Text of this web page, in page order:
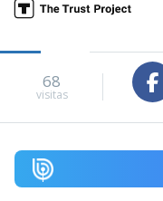
68
visitas